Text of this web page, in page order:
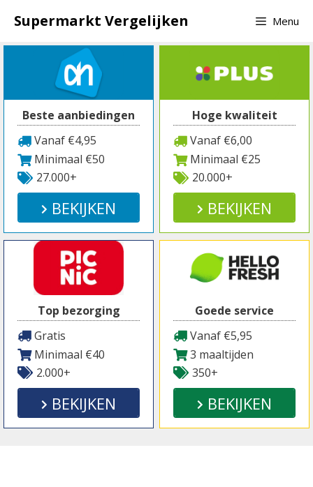
naar
inhoud
Supermarkt Vergelijken Menu
Beste aanbiedingen
Vanaf €4,95
Minimaal €50
27.000+
BEKIJKEN
Hoge kwaliteit
Vanaf €6,00
Minimaal €25
20.000+
BEKIJKEN
Top bezorging
Gratis
Minimaal €40
2.000+
BEKIJKEN
Goede service
Vanaf €5,95
3 maaltijden
350+
BEKIJKEN